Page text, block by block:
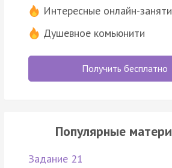
Интересные онлайн-
Душевное комьюнити
Получить бесплатно
Популярные
Задание 21